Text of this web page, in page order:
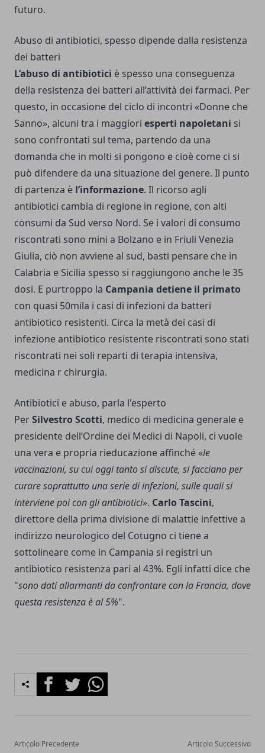
futuro.
Abuso di antibiotici, spesso dipende dalla resistenza
dei batteri
L’abuso di antibiotici è spesso una conseguenza
della resistenza dei batteri all’attività dei farmaci. Per
questo, in occasione del ciclo di incontri «Donne che
Sanno», alcuni tra i maggiori esperti napoletani si
sono confrontati sul tema, partendo da una
domanda che in molti si pongono e cioè come ci si
può difendere da una situazione del genere. Il punto
di partenza è l’informazione. Il ricorso agli
antibiotici cambia di regione in regione, con alti
consumi da Sud verso Nord. Se i valori di consumo
riscontrati sono mini a Bolzano e in Friuli Venezia
Giulia, ciò non avviene al sud, basti pensare che in
Calabria e Sicilia spesso si raggiungono anche le 35
dosi. E purtroppo la Campania detiene il primato
con quasi 50mila i casi di infezioni da batteri
antibiotico resistenti. Circa la metà dei casi di
infezione antibiotico resistente riscontrati sono stati
riscontrati nei soli reparti di terapia intensiva,
medicina r chirurgia.
Antibiotici e abuso, parla l'esperto
PerSilvestro Scotti, medico di medicina generale e
presidente dell’Ordine dei Medici di Napoli, ci vuole
una vera e propria rieducazione affinché «le
vaccinazioni, su cui oggi tanto si discute, si facciano per
curare soprattutto una serie di infezioni, sulle quali si
interviene poi con gli antibiotici». Carlo Tascini,
direttore della prima divisione di malattie infettive a
indirizzo neurologico del Cotugno ci tiene a
sottolineare come in Campania si registri un
antibiotico resistenza pari al 43%. Egli infatti dice che
"sono dati allarmanti da confrontare con la Francia, dove
questa resistenza è al 5%".
FacebookTwitterWhatsapp
Articolo Precedente Articolo Successivo